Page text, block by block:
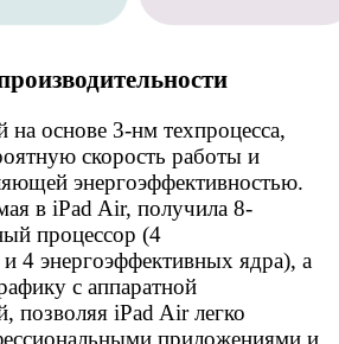
основе 3-нм техпроцесса,
скорость работы и
энергоэффективностью.
в iPad Air, получила 8-
процессор (4
4 энергоэффективных ядра), а
с аппаратной
позволяя iPad Air легко
приложениями и